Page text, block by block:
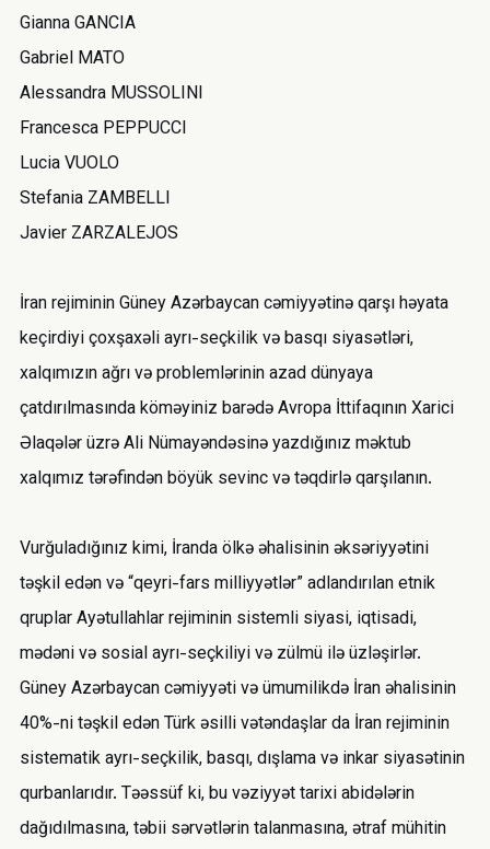
Gianna GANCIA
Gabriel MATO
Alessandra MUSSOLINI
Francesca PEPPUCCI
Lucia VUOLO
Stefania ZAMBELLI
Javier ZARZALEJOS
İran rejiminin Güney Azərbaycan cəmiyyətinə qarşı həyata
keçirdiyi çoxşaxəli ayrı-seçkilik və basqı siyasətləri,
xalqımızın ağrı və problemlərinin azad dünyaya
çatdırılmasında köməyiniz barədə Avropa İttifaqının Xarici
Əlaqələr üzrə Ali Nümayəndəsinə yazdığınız məktub
xalqımız tərəfindən böyük sevinc və təqdirlə qarşılanın.
Vurğuladığınız kimi, İranda ölkə əhalisinin əksəriyyətini
təşkil edən və “qeyri-fars milliyyətlər” adlandırılan etnik
qruplar Ayətullahlar rejiminin sistemli siyasi, iqtisadi,
mədəni və sosial ayrı-seçkiliyi və zülmü ilə üzləşirlər.
Güney Azərbaycan cəmiyyəti və ümumilikdə İran əhalisinin
40%-ni təşkil edən Türk əsilli vətəndaşlar da İran rejiminin
sistematik ayrı-seçkilik, basqı, dışlama və inkar siyasətinin
qurbanlarıdır. Təəssüf ki, bu vəziyyət tarixi abidələrin
dağıdılmasına, təbii sərvətlərin talanmasına, ətraf mühitin